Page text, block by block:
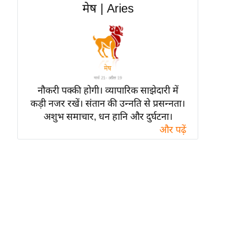
फिल्म समीक्षा
लाइफस्टाइल
टेक्नॉलॉजी
ब्यूटी/फैशन
घरेलू नुस्खे
मेष | Aries
नौकरी पक्की होगी। व्यापारिक साझेदारी में
कड़ी नजर रखें। संतान की उन्नति से प्रसन्नता।
अशुभ समाचार, धन हानि और दुर्घटना।
और पढ़ें